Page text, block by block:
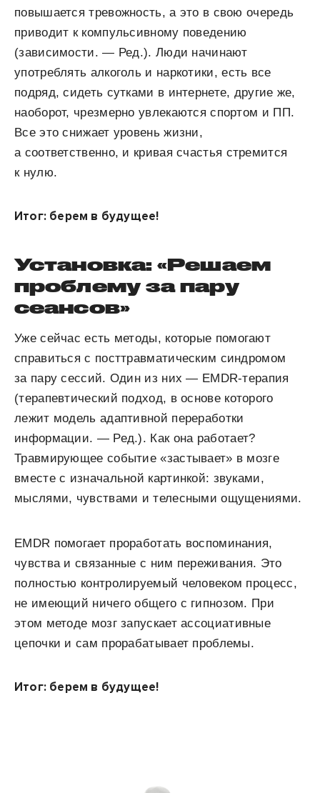
повышается тревожность, а это в свою очередь
приводит к компульсивному поведению
(зависимости. — Ред.). Люди начинают
употреблять алкоголь и наркотики, есть все
подряд, сидеть сутками в интернете, другие же,
наоборот, чрезмерно увлекаются спортом и ПП.
Все это снижает уровень жизни,
а соответственно, и кривая счастья стремится
к нулю.
Итог: берем в будущее!
Установка: «Решаем
проблему за пару
сеансов»
Уже сейчас есть методы, которые помогают
справиться с посттравматическим синдромом
за пару сессий. Один из них — EMDR-терапия
(терапевтический подход, в основе которого
лежит модель адаптивной переработки
информации. — Ред.). Как она работает?
Травмирующее событие «застывает» в мозге
вместе с изначальной картинкой: звуками,
мыслями, чувствами и телесными ощущениями.
EMDR помогает проработать воспоминания,
чувства и связанные с ним переживания. Это
полностью контролируемый человеком процесс,
не имеющий ничего общего с гипнозом. При
этом методе мозг запускает ассоциативные
цепочки и сам прорабатывает проблемы.
Итог: берем в будущее!